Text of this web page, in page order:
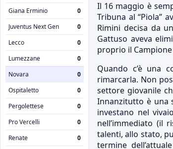
Giana Erminio
0
Juventus Next Gen
0
Lecco
0
Lumezzane
0
Novara
0
Ospitaletto
0
Pergolettese
0
Pro Vercelli
0
Renate
0
Il 16 maggio è
Tribuna al “Piola”
Rimini decisa da
Gattuso aveva
proprio il Campione
Quando c’è una
rimarcarla. Non
settore giovanile
Innanzitutto è una
investano nel
nell’immediato (il
talenti, allo stato,
termine